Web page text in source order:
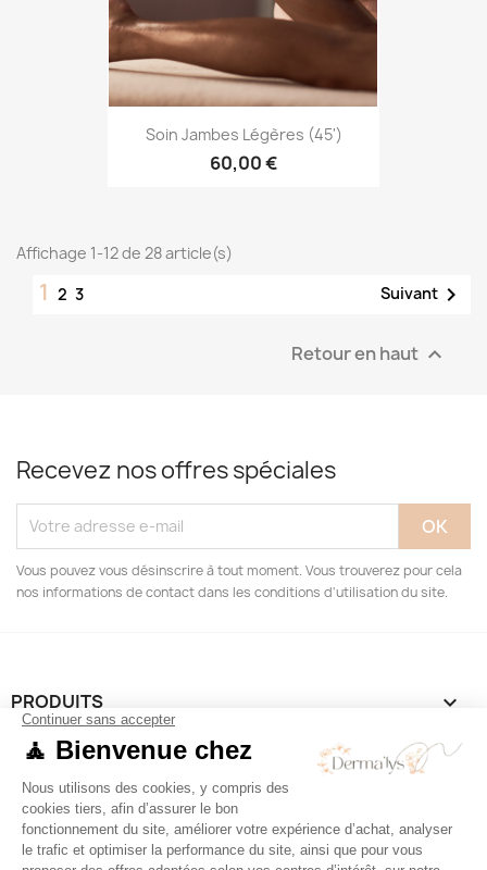
Soin Jambes Légères (45')
60,00 €
Affichage 1-12 de 28 article(s)
1 2 3 Suivant 
Retour en haut 
Recevez nos offres spéciales
Vous pouvez vous désinscrire à tout moment. Vous trouverez pour cela
nos informations de contact dans les conditions d'utilisation du site.
PRODUITS 
NOTRE SOCIÉTÉ 
VOTRE COMPTE